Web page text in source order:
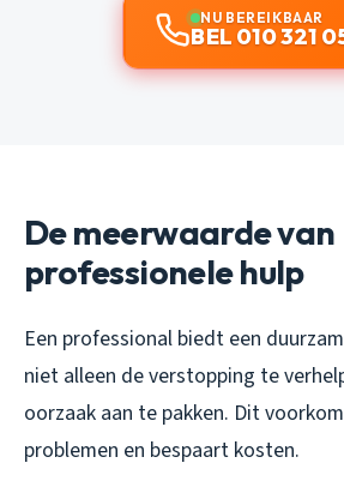
NU BEREIKBAAR
BEL 010 321
De meerwaarde van
professionele hulp
Een professional biedt een
niet alleen de verstopping te
oorzaak aan te pakken. Dit
problemen en bespaart kosten.